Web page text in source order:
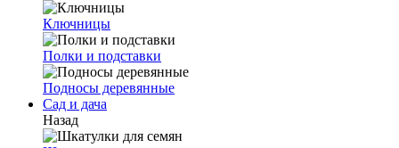
Ключницы
Полки и подставки
Подносы деревянные
Сад и дача
Назад